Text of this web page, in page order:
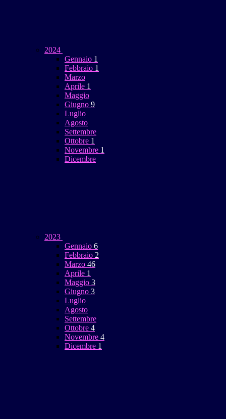
2024
Gennaio 1
Febbraio 1
Marzo
Aprile 1
Maggio
Giugno 9
Luglio
Agosto
Settembre
Ottobre 1
Novembre 1
Dicembre
2023
Gennaio 6
Febbraio 2
Marzo 46
Aprile 1
Maggio 3
Giugno 3
Luglio
Agosto
Settembre
Ottobre 4
Novembre 4
Dicembre 1